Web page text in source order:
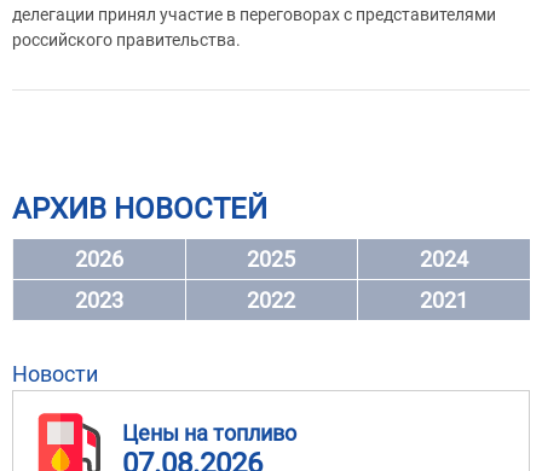
делегации принял участие в переговорах с представителями
российского правительства.
АРХИВ НОВОСТЕЙ
2026 2025
2024
2023
2022 2021
Новости
Цены на топливо
07.08.2026